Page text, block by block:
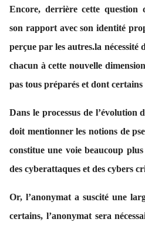
Encore, derrière cette question
son rapport avec son identité
perçue par les autres.la nécessité
chacun à cette nouvelle
pas tous préparés et dont
Dans le processus de l’évolution
doit mentionner les notions de
constitue une voie beaucoup
des cyberattaques et des cybers
Or, l’anonymat a suscité une
certains, l’anonymat sera